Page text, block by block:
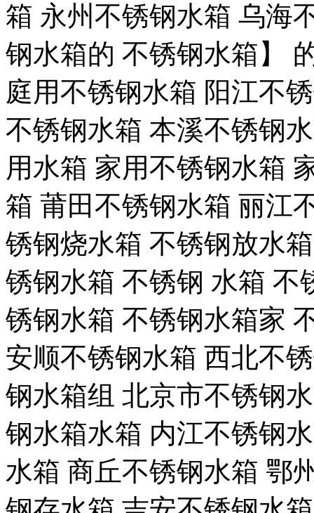
箱 永州不锈钢水箱 乌海
钢水箱的 不锈钢水箱】
庭用不锈钢水箱 阳江不
不锈钢水箱 本溪不锈钢
用水箱 家用不锈钢水箱
箱 莆田不锈钢水箱 丽江
锈钢烧水箱 不锈钢放水
锈钢水箱 不锈钢 水箱 不
锈钢水箱 不锈钢水箱家
安顺不锈钢水箱 西北不
钢水箱组 北京市不锈钢
钢水箱水箱 内江不锈钢
水箱 商丘不锈钢水箱 鄂